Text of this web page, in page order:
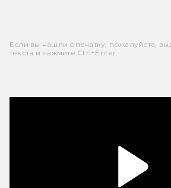
Если вы нашли опечатку, пожалуйста,
текста и нажмите Ctrl+Enter.